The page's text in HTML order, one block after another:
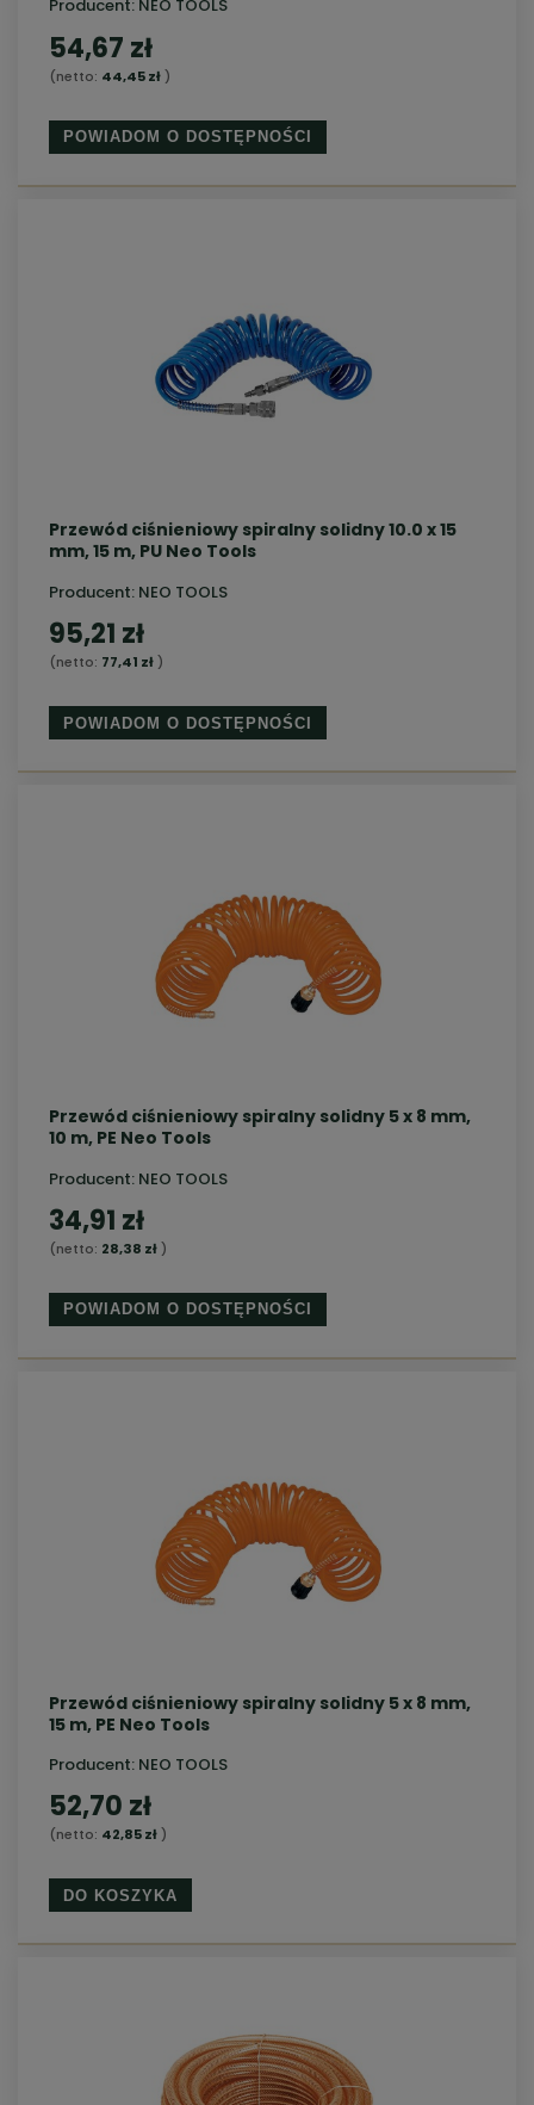
Producent: NEO TOOLS
54,67 zł
(netto: 44,45 zł)
POWIADOM O DOSTĘPNOŚCI
Przewód ciśnieniowy spiralny solidny 10.0 x 15
mm, 15 m, PU Neo Tools
Producent: NEO TOOLS
95,21 zł
(netto: 77,41 zł)
POWIADOM O DOSTĘPNOŚCI
Przewód ciśnieniowy spiralny solidny 5 x 8 mm,
10 m, PE Neo Tools
Producent: NEO TOOLS
34,91 zł
(netto: 28,38 zł)
POWIADOM O DOSTĘPNOŚCI
Przewód ciśnieniowy spiralny solidny 5 x 8 mm,
15 m, PE Neo Tools
Producent: NEO TOOLS
52,70 zł
(netto: 42,85 zł)
DO KOSZYKA